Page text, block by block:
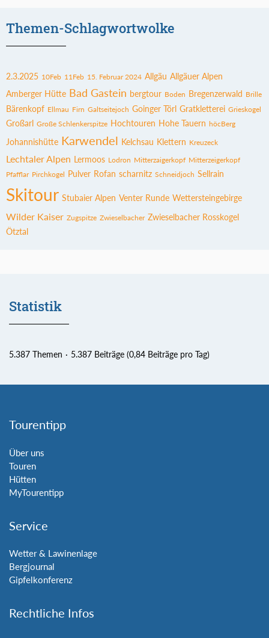
Themen-Schlagwortwolke
2.3.2025 10Feb 11Feb 15. Februar 2024 Allgäu Allgäuer Alpen
Amberger Hütte Bad Gastein bergtour Boden Bregenzerwald Brille
Bärenkopf Ellmau Firn Galtseitejoch Goinger Törl Gratkletterei Grieskogel
Großarl Große Schlenkerspitze Hochtouren Hohe Tauern höcBerg
Johannishütte Karwendel Kelchsau Klettern Kreuzeck
Lechtaler Alpen Lermoos Lodron Mitterzaigerkopf Mitterzeigerkopf
Pfafflar Pirchkogel Pulver Rofan scharnitz Schneidjoch Sellrain
Skitour Stubaier Alpen Venter Runde Wettersteingebirge
Wilder Kaiser Zugspitze Zwieselbacher Zwieselbacher Rosskogel
Ötztal
Statistik
5.387 Themen 5.387 Beiträge (0,84 Beiträge pro Tag)
Tourentipp
Über uns
Touren
Hütten
MyTourentipp
Service
Wetter & Lawinenlage
Bergjournal
Gipfelkonferenz
Rechtliche Infos